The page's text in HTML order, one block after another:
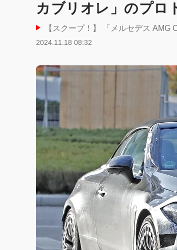
カブリオレ」のプロ
【スクープ！】 「メルセデス
2024.11.18 08:32